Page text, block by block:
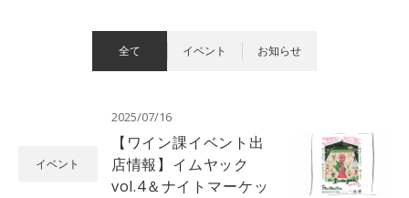
全て イベント お知らせ
イベント
2025/07/16
【ワイン課イベント出
店情報】イムヤック
vol.4＆ナイトマーケッ